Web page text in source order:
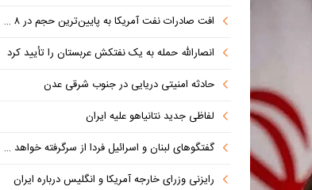
افت صادرات نفت آمریکا به پایین‌ترین حجم در ۸ ماه اخیر
انصارالله حمله به یک نفتکش عربستان را تأیید کرد
حادثه امنیتی دریایی در جنوب شرقی عدن
لفاظی جدید نتانیاهو علیه ایران
گفتگوهای لبنان و اسرائیل فردا از سرگرفته خواهد شد!
رایزنی وزرای خارجه آمریکا و انگلیس درباره ایران